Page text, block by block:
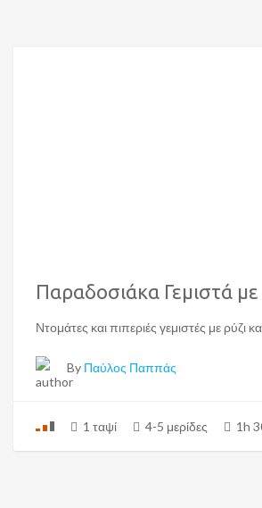
Παραδοσιάκα Γεμιστά με
Ντομάτες και πιπεριές γεμιστές με ρύζι
By Παύλος Παππάς
1 ταψί 4-5 μερίδες 1h